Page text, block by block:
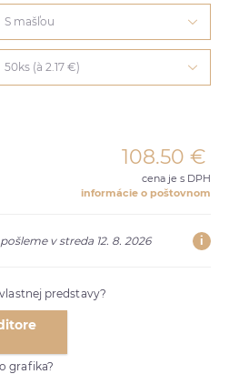
S mašľou
50ks (à 2.17 €)
108.50 €
cena je s DPH
informácie o poštovnom
v streda 12. 8. 2026 i
predstavy?
grafika?